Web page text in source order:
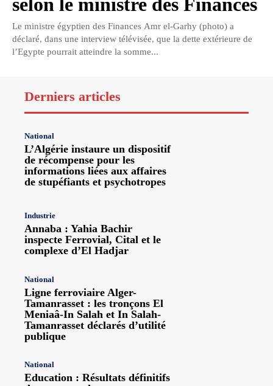
Le ministre égyptien des Finances Amr el-Garhy (photo) a
déclaré, dans une interview télévisée, que la dette extérieure de
l’Egypte pourrait atteindre la somme...
Derniers articles
National
L’Algérie instaure un dispositif
de récompense pour les
informations liées aux affaires
de stupéfiants et psychotropes
Industrie
Annaba : Yahia Bachir
inspecte Ferrovial, Cital et le
complexe d’El Hadjar
National
Ligne ferroviaire Alger-
Tamanrasset : les tronçons El
Meniaâ-In Salah et In Salah-
Tamanrasset déclarés d’utilité
publique
National
Education : Résultats définitifs